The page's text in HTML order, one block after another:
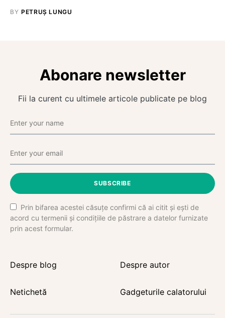
BY PETRUȘ LUNGU
Abonare newsletter
Fii la curent cu ultimele articole publicate pe blog
SUBSCRIBE
Prin bifarea acestei căsuțe confirmi că ai citit și ești de
acord cu termenii și condițiile de păstrare a datelor furnizate
prin acest formular.
Despre blog Despre autor
Netichetă Gadgeturile calatorului